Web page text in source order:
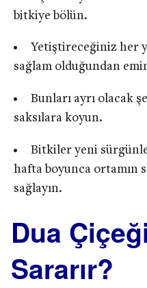
bitkiye bölün.
Yetiştireceğiniz her
sağlam olduğundan
Bunları ayrı olacak
saksılara koyun.
Bitkiler yeni
hafta boyunca ortamın
sağlayın.
Dua
Sararır?